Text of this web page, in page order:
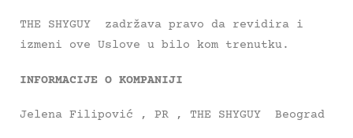
THE SHYGUY zadržava pravo da revidira i
izmeni ove Uslove u bilo kom trenutku.
INFORMACIJE O KOMPANIJI
Jelena Filipović , PR , THE SHYGUY Beograd